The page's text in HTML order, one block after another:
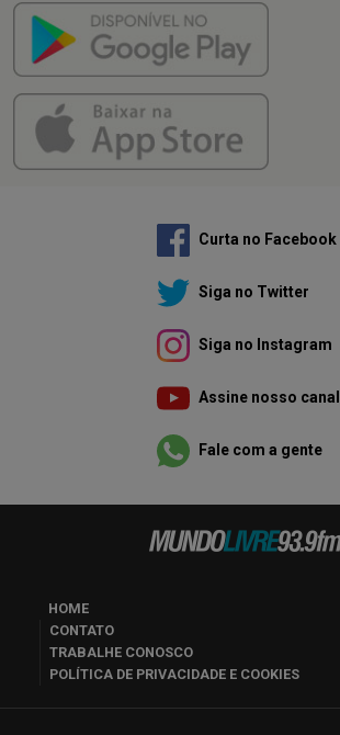
Curta no Facebook
Siga no Twitter
Siga no Instagram
Assine nosso canal
Fale com a gente
HOME
CONTATO
TRABALHE CONOSCO
POLÍTICA DE PRIVACIDADE E COOKIES